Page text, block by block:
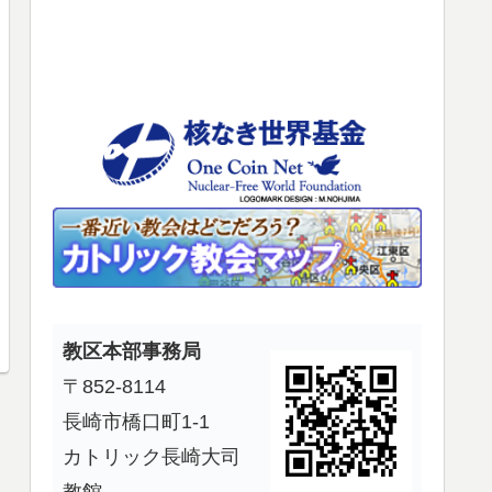
く
さ
い。
教区本部事務局
〒852-8114
長崎市橋口町1-1
カトリック長崎大司